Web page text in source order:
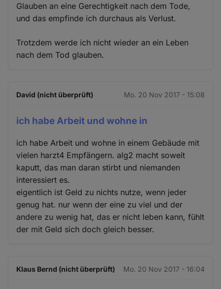
Glauben an eine Gerechtigkeit nach dem Tode,
und das empfinde ich durchaus als Verlust.
Trotzdem werde ich nicht wieder an ein Leben
nach dem Tod glauben.
David (nicht überprüft) Mo. 20 Nov 2017 - 15:08
ich habe Arbeit und wohne in
ich habe Arbeit und wohne in einem Gebäude mit
vielen harzt4 Empfängern. alg2 macht soweit
kaputt, das man daran stirbt und niemanden
interessiert es.
eigentlich ist Geld zu nichts nutze, wenn jeder
genug hat. nur wenn der eine zu viel und der
andere zu wenig hat, das er nicht leben kann, fühlt
der mit Geld sich doch gleich besser.
Klaus Bernd (nicht überprüft) Mo. 20 Nov 2017 - 16:04